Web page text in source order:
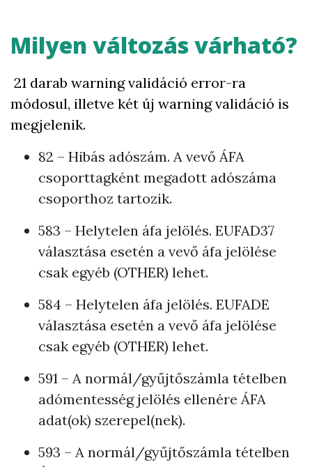
Milyen változás várható?
21 darab warning validáció error-ra
módosul, illetve két új warning validáció is
megjelenik.
82 – Hibás adószám. A vevő ÁFA
csoporttagként megadott adószáma
csoporthoz tartozik.
583 – Helytelen áfa jelölés. EUFAD37
választása esetén a vevő áfa jelölése
csak egyéb (OTHER) lehet.
584 – Helytelen áfa jelölés. EUFADE
választása esetén a vevő áfa jelölése
csak egyéb (OTHER) lehet.
591 – A normál/gyűjtőszámla tételben
adómentesség jelölés ellenére ÁFA
adat(ok) szerepel(nek).
593 – A normál/gyűjtőszámla tételben